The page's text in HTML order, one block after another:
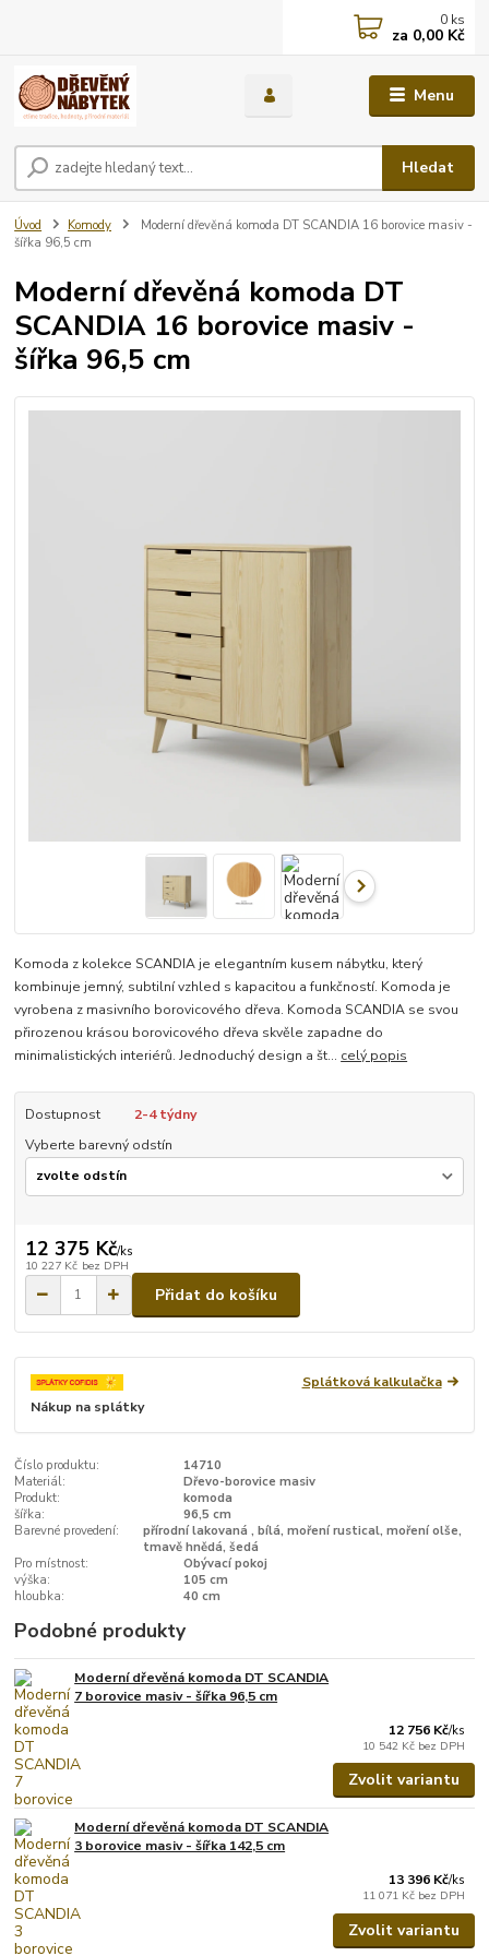
Menu
Hledat
0 ks
za 0,00 Kč
Úvod Komody
Moderní dřevěná komoda DT SCANDIA 16 borovice masiv -
šířka 96,5 cm
Moderní dřevěná komoda DT
SCANDIA 16 borovice masiv -
šířka 96,5 cm
Komoda z kolekce SCANDIA je elegantním kusem nábytku, který
kombinuje jemný, subtilní vzhled s kapacitou a funkčností. Komoda je
vyrobena z masivního borovicového dřeva. Komoda SCANDIA se svou
přirozenou krásou borovicového dřeva skvěle zapadne do
minimalistických interiérů. Jednoduchý design a št... celý popis
Dostupnost
2-4 týdny
Vyberte barevný odstín
12 375 Kč/ks
10 227 Kč bez DPH
Přidat do košíku
Splátková kalkulačka
Nákup na splátky
Číslo produktu:
14710
Materiál:
Dřevo-borovice masiv
Produkt:
komoda
šířka:
96,5 cm
Barevné provedení:
přírodní lakovaná , bílá, moření rustical, moření olše,
tmavě hnědá, šedá
Pro místnost:
Obývací pokoj
výška:
105 cm
hloubka:
40 cm
Podobné produkty
Moderní dřevěná komoda DT SCANDIA
7 borovice masiv - šířka 96,5 cm
12 756 Kč/ks
10 542 Kč bez DPH
Zvolit variantu
Moderní dřevěná komoda DT SCANDIA
3 borovice masiv - šířka 142,5 cm
13 396 Kč/ks
11 071 Kč bez DPH
Zvolit variantu